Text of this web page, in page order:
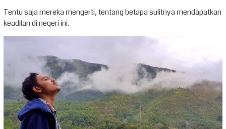
Tentu saja mereka mengerti, tentang betapa sulitnya mendapatkan
keadilan di negeri ini.